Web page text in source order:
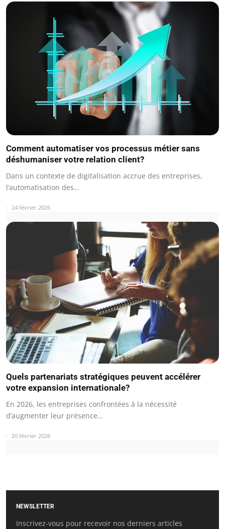
Comment automatiser vos processus métier sans
déshumaniser votre relation client?
Dans un contexte de digitalisation accrue des entreprises,
l’automatisation des…
24 février 2026
Quels partenariats stratégiques peuvent accélérer
votre expansion internationale?
En 2026, les entreprises confrontées à la nécessité
d’augmenter leur présence…
20 février 2026
NEWSLETTER
Inscrivez-vous pour recevoir nos derniers articles